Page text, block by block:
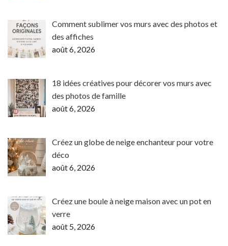
Comment sublimer vos murs avec des photos et
des affiches
août 6, 2026
18 idées créatives pour décorer vos murs avec
des photos de famille
août 6, 2026
Créez un globe de neige enchanteur pour votre
déco
août 6, 2026
Créez une boule à neige maison avec un pot en
verre
août 5, 2026